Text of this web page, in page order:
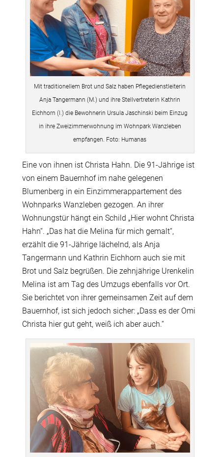
Mit traditionellem Brot und Salz haben Pflegedienstleiterin
Anja Tangermann (M.) und ihre Stellvertreterin Kathrin
Eichhorn (l.) die Bewohnerin Ursula Jaschinski beim Einzug
in ihre Zweizimmerwohnung im Wohnpark Wanzleben
empfangen. Foto: Humanas
Eine von ihnen ist Christa Hahn. Die 91-Jährige ist
von einem Bauernhof im nahe gelegenen
Blumenberg in ein Einzimmerappartement des
Wohnparks Wanzleben gezogen. An ihrer
Wohnungstür hängt ein Schild „Hier wohnt Christa
Hahn“. „Das hat die Melina für mich gemalt“,
erzählt die 91-Jährige lächelnd, als Anja
Tangermann und Kathrin Eichhorn auch sie mit
Brot und Salz begrüßen. Die zehnjährige Urenkelin
Melina ist am Tag des Umzugs ebenfalls vor Ort.
Sie berichtet von ihrer gemeinsamen Zeit auf dem
Bauernhof, ist sich jedoch sicher: „Dass es der Omi
Christa hier gut geht, weiß ich aber auch.“